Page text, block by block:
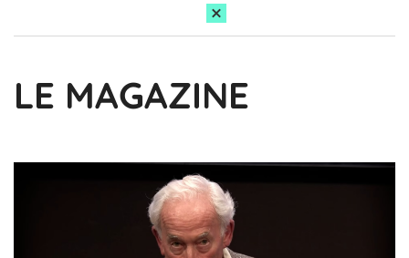
LE MAGAZINE